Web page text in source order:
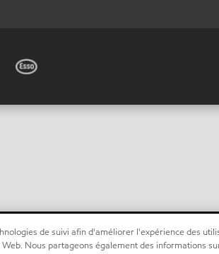
de suivi afin d'améliorer l'expérience des
Nous partageons également des informations